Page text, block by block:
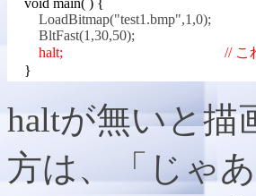
void main( ) {
LoadBitmap("test1.bmp",1,0);
BltFast(1,30,50);
halt; // これ忘れて
}
haltが無いと
方は、「じゃ